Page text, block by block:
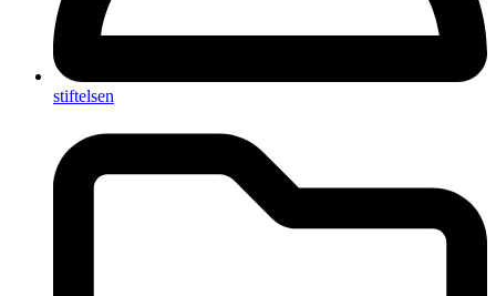
stiftelsen